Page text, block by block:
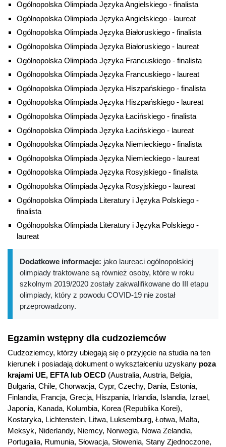
umiejętności, m.in. w zakresie języków obcych, umiejętność
wyszukiwania oraz oceny informacji, analizy, interpretacji
tekstów językowych, literackich i kulturowych, przygotowania
wypowiedzi ustnych oraz pisemnych, a także kompetencje w
zespołowej i samodzielnej odpowiadają potrzebom na rynku
pracy stawianym kandydatom i umożliwiają podjęcie pracy jako:
tłumacz języka rosyjskiego,
lektor języka rosyjskiego,
manager i organizator życia kulturalnego,
rekruter zatrudniający pracowników z i dla
wschodniosłowiańskiego obszaru językowego,
specjalista w jednostkach administracji państwowej i
samorządowej zorientowanych na współpracę
usługowych współpracujących z partnerami zagranicznymi,
działach marketingu, logistyki, obsługi klienta w firmach o
charakterze międzynarodowym i zróżnicowanym kulturowo.
Wydziałowa strona kierunku
Ogólnopolska Olimpiada Języka Angielskiego - finalista
Ogólnopolska Olimpiada Języka Angielskiego - laureat
Ogólnopolska Olimpiada Języka Białoruskiego - finalista
Ogólnopolska Olimpiada Języka Białoruskiego - laureat
Ogólnopolska Olimpiada Języka Francuskiego - finalista
Ogólnopolska Olimpiada Języka Francuskiego - laureat
Ogólnopolska Olimpiada Języka Hiszpańskiego - finalista
Ogólnopolska Olimpiada Języka Hiszpańskiego - laureat
Ogólnopolska Olimpiada Języka Łacińskiego - finalista
Ogólnopolska Olimpiada Języka Łacińskiego - laureat
Ogólnopolska Olimpiada Języka Niemieckiego - finalista
Ogólnopolska Olimpiada Języka Niemieckiego - laureat
Ogólnopolska Olimpiada Języka Rosyjskiego - finalista
Ogólnopolska Olimpiada Języka Rosyjskiego - laureat
Ogólnopolska Olimpiada Literatury i Języka Polskiego -
finalista
Ogólnopolska Olimpiada Literatury i Języka Polskiego -
laureat
Dodatkowe informacje: jako laureaci ogólnopolskiej
olimpiady traktowane są również osoby, które w roku
szkolnym 2019/2020 zostały zakwalifikowane do III etapu
olimpiady, który z powodu COVID-19 nie został
przeprowadzony.
Egzamin wstępny dla cudzoziemców
Cudzoziemcy, którzy ubiegają się o przyjęcie na studia na ten
kierunek i posiadają dokument o wykształceniu uzyskany poza
krajami UE, EFTA lub OECD (Australia, Austria, Belgia,
Bułgaria, Chile, Chorwacja, Cypr, Czechy, Dania, Estonia,
Finlandia, Francja, Grecja, Hiszpania, Irlandia, Islandia, Izrael,
Japonia, Kanada, Kolumbia, Korea (Republika Korei),
Kostaryka, Lichtenstein, Litwa, Luksemburg, Łotwa, Malta,
Meksyk, Niderlandy, Niemcy, Norwegia, Nowa Zelandia,
Portugalia, Rumunia, Słowacja, Słowenia, Stany Zjednoczone,